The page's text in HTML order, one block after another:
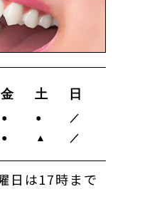
金 土
日
● ● ／
● ▲ ／
日は17時まで